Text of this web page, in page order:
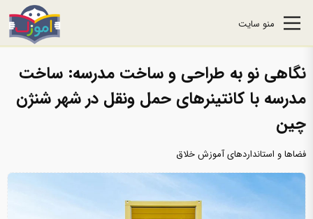
منو سایت
نگاهی نو به طراحی و ساخت مدرسه: ساخت
مدرسه‌‌ با کانتینرهای حمل ونقل در شهر شنژن
چین
فضاها و استانداردهای آموزش خلاق